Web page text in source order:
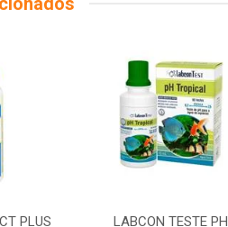
PLUS
LABCON TESTE PH